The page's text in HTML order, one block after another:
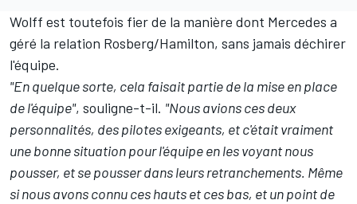
Wolff est toutefois fier de la manière dont Mercedes a
géré la relation Rosberg/Hamilton, sans jamais déchirer
l'équipe.
"En quelque sorte, cela faisait partie de la mise en place
de l'équipe", souligne-t-il. "Nous avions ces deux
personnalités, des pilotes exigeants, et c'était vraiment
une bonne situation pour l'équipe en les voyant nous
pousser, et se pousser dans leurs retranchements. Même
si nous avons connu ces hauts et ces bas, et un point de